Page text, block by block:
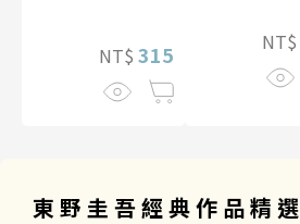
NT$ 315 NT$
東野圭吾經典作品精選